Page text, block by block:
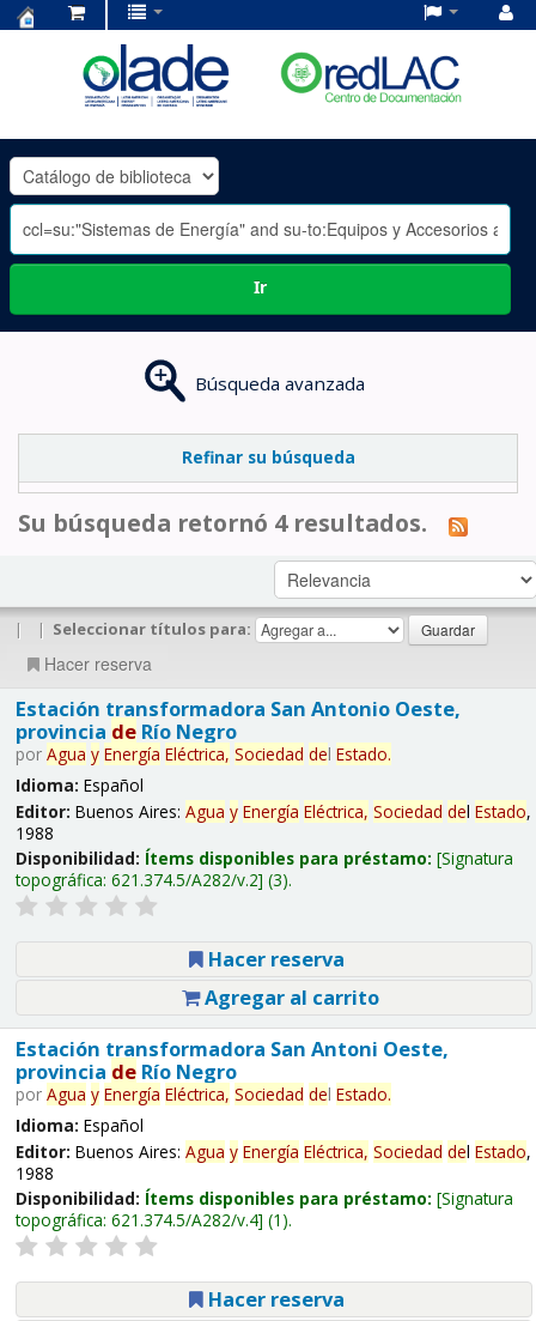
OLADE
-
Ir
Búsqueda avanzada
Refinar su búsqueda
Su búsqueda retornó 4 resultados.
| | Seleccionar títulos para:
Hacer reserva
Estación transformadora San Antonio Oeste,
provincia deRío Negro
por Agua y Energía Eléctrica, Sociedad del Estado.
Idioma: Español
Editor: Buenos Aires: Agua y Energía Eléctrica, Sociedad del Estado,
1988
Disponibilidad: Ítems disponibles para préstamo: Signatura
topográfica: 621.374.5/A282/v.2 (3).
Hacer reserva
Agregar al carrito
Estación transformadora San Antoni Oeste,
provincia deRío Negro
por Agua y Energía Eléctrica, Sociedad del Estado.
Idioma: Español
Editor: Buenos Aires: Agua y Energía Eléctrica, Sociedad del Estado,
1988
Disponibilidad: Ítems disponibles para préstamo: Signatura
topográfica: 621.374.5/A282/v.4 (1).
Hacer reserva